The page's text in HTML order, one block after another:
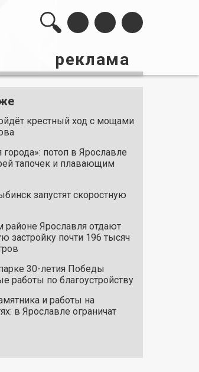
реклама
крестный ход с мощами
потоп в Ярославле
тапочек и плавающим
запустят скоростную
районе Ярославля отдают
застройку почти 196 тысяч
30-летия Победы
работы по благоустройству
и работы на
в Ярославле ограничат